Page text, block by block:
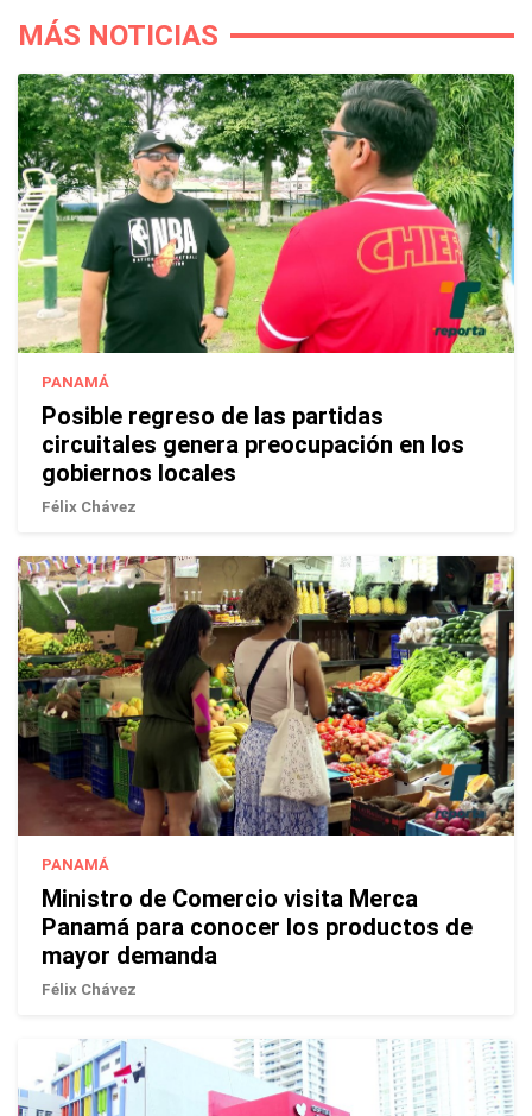
MÁS NOTICIAS
PANAMÁ
Posible regreso de las partidas
circuitales genera preocupación en los
gobiernos locales
Félix Chávez
PANAMÁ
Ministro de Comercio visita Merca
Panamá para conocer los productos de
mayor demanda
Félix Chávez